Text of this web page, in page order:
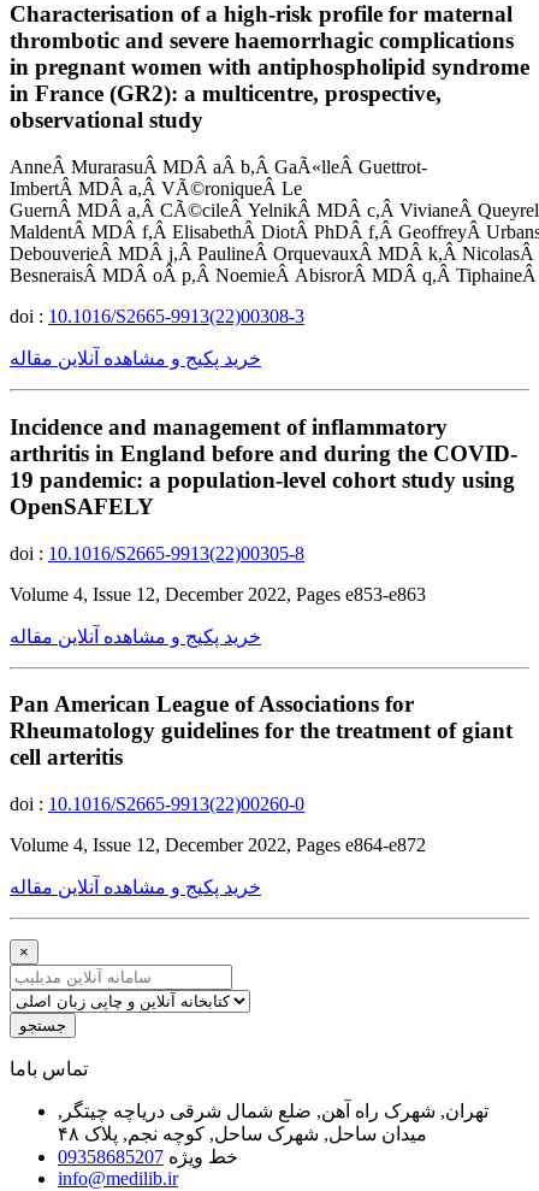
Characterisation of a high-risk profile for maternal
thrombotic and severe haemorrhagic complications
in pregnant women with antiphospholipid syndrome
in France (GR2): a multicentre, prospective,
observational study
AnneÂ MurarasuÂ MDÂ aÂ b,Â GaÃ«lleÂ Guettrot-
ImbertÂ MDÂ a,Â VÃ©roniqueÂ Le
GuernÂ MDÂ a,Â CÃ©cileÂ YelnikÂ MDÂ c,Â VivianeÂ
MaldentÂ MDÂ f,Â ElisabethÂ DiotÂ PhDÂ f,Â GeoffreyÂ
DebouverieÂ MDÂ j,Â PaulineÂ OrquevauxÂ MDÂ k,Â
BesneraisÂ MDÂ oÂ p,Â NoemieÂ AbisrorÂ MDÂ q,Â TiphaineÂ
doi : 10.1016/S2665-9913(22)00308-3
خرید پکیج و مشاهده آنلاین مقاله
Incidence and management of inflammatory
arthritis in England before and during the COVID-
19 pandemic: a population-level cohort study using
OpenSAFELY
doi : 10.1016/S2665-9913(22)00305-8
Volume 4, Issue 12, December 2022, Pages e853-e863
خرید پکیج و مشاهده آنلاین مقاله
Pan American League of Associations for
Rheumatology guidelines for the treatment of giant
cell arteritis
doi : 10.1016/S2665-9913(22)00260-0
Volume 4, Issue 12, December 2022, Pages e864-e872
خرید پکیج و مشاهده آنلاین مقاله
×
جستجو
ﺗﻤﺎﺱ ﺑﺎﻣﺎ
تهران, شهرک راه آهن, ضلع شمال شرقی دریاچه چیتگر,
میدان ساحل, شهرک ساحل, کوچه نجم, پلاک ۴۸
خط ویژه 09358685207
info@medilib.ir